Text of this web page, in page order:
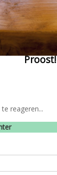
Proost!
reageren...